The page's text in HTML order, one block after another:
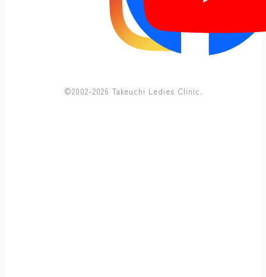
©2002-2026 Takeuchi Ledies Clinic.